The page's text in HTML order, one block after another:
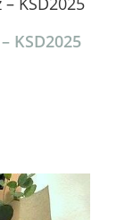
KSD2025